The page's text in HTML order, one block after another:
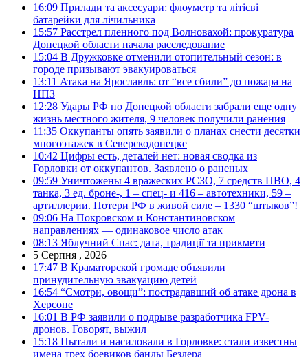
16:09 Прилади та аксесуари: флоуметр та літієві
батарейки для лічильника
15:57 Расстрел пленного под Волновахой: прокуратура
Донецкой области начала расследование
15:04 В Дружковке отменили отопительный сезон: в
городе призывают эвакуироваться
13:11 Атака на Ярославль: от “все сбили” до пожара на
НПЗ
12:28 Удары РФ по Донецкой области забрали еще одну
жизнь местного жителя, 9 человек получили ранения
11:35 Оккупанты опять заявили о планах снести десятки
многоэтажек в Северскодонецке
10:42 Цифры есть, деталей нет: новая сводка из
Горловки от оккупантов. Заявлено о раненых
09:59 Уничтожены 4 вражеских РСЗО, 7 средств ПВО, 4
танка, 3 ед. броне-, 1 – спец- и 416 – автотехники, 59 –
артиллерии. Потери РФ в живой силе – 1330 “штыков”!
09:06 На Покровском и Константиновском
направлениях — одинаковое число атак
08:13 Яблучний Спас: дата, традиції та прикмети
5 Серпня , 2026
17:47 В Краматорской громаде объявили
принудительную эвакуацию детей
16:54 “Смотри, овощи”: пострадавший об атаке дрона в
Херсоне
16:01 В РФ заявили о подрыве разработчика FPV-
дронов. Говорят, выжил
15:18 Пытали и насиловали в Горловке: стали известны
имена трех боевиков банды Безлера